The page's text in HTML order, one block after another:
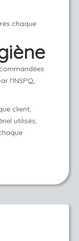
chaque
l’INSPQ,
client;
utilisés;